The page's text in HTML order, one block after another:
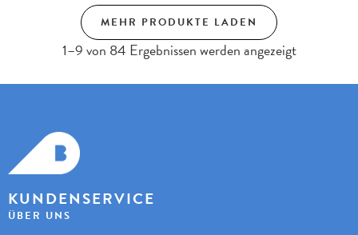
MEHR PRODUKTE LADEN
1–9 von 84 Ergebnissen werden angezeigt
KUNDENSERVICE
ÜBER UNS